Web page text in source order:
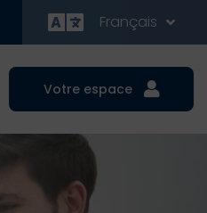
Français
Votre espace